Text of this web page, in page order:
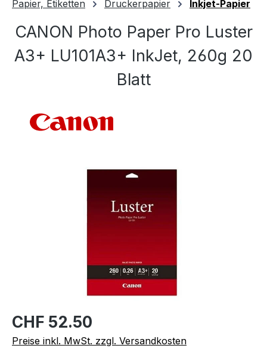
Papier, Etiketten Druckerpapier Inkjet-Papier
CANON Photo Paper Pro Luster
A3+ LU101A3+ InkJet, 260g 20
Blatt
Bildergalerie überspringen
CHF 52.50
Preise inkl. MwSt. zzgl. Versandkosten